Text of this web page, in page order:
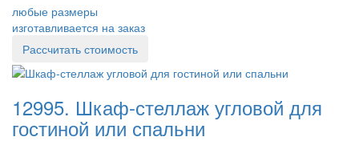
любые размеры
изготавливается на заказ
Рассчитать стоимость
12995. Шкаф-стеллаж угловой для
гостиной или спальни